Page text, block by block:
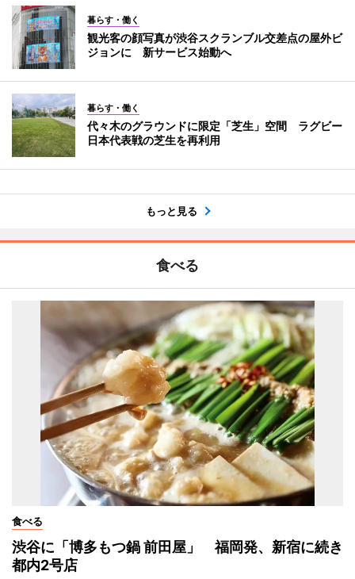
暮らす・働く
観光客の顔写真が渋谷スクランブル交差点の屋外ビ
ジョンに 新サービス始動へ
暮らす・働く
代々木のグラウンドに限定「芝生」空間 ラグビー
日本代表戦の芝生を再利用
もっと見る
食べる
食べる
渋谷に「博多もつ鍋 前田屋」 福岡発、新宿に続き
都内2号店